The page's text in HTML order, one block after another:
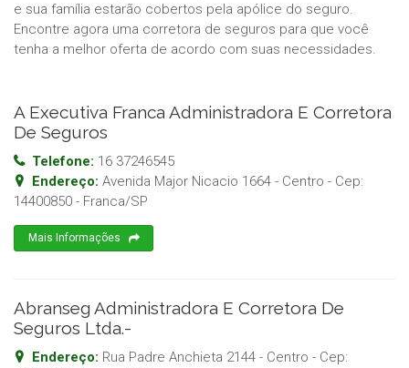
e sua família estarão cobertos pela apólice do seguro.
Encontre agora uma corretora de seguros para que você
tenha a melhor oferta de acordo com suas necessidades.
A Executiva Franca Administradora E Corretora
De Seguros
Telefone: 16 37246545
Endereço: Avenida Major Nicacio 1664 - Centro - Cep:
14400850 - Franca/SP
Mais Informações
Abranseg Administradora E Corretora De
Seguros Ltda.-
Endereço: Rua Padre Anchieta 2144 - Centro - Cep: